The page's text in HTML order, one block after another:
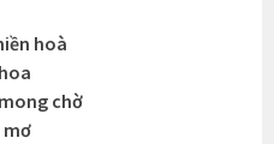
hoà
chờ
mơ